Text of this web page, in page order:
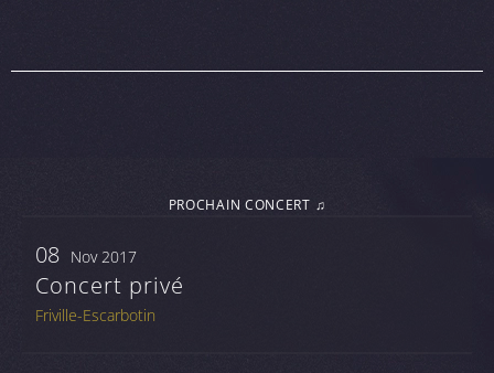
PROCHAIN CONCERT ♫
08 Nov 2017
Concert privé
Friville-Escarbotin